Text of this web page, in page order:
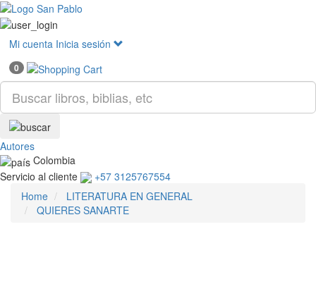
Mi cuenta Inicia sesión
0
Autores
Colombia
Servicio al cliente
+57 3125767554
Home
LITERATURA EN GENERAL
QUIERES SANARTE